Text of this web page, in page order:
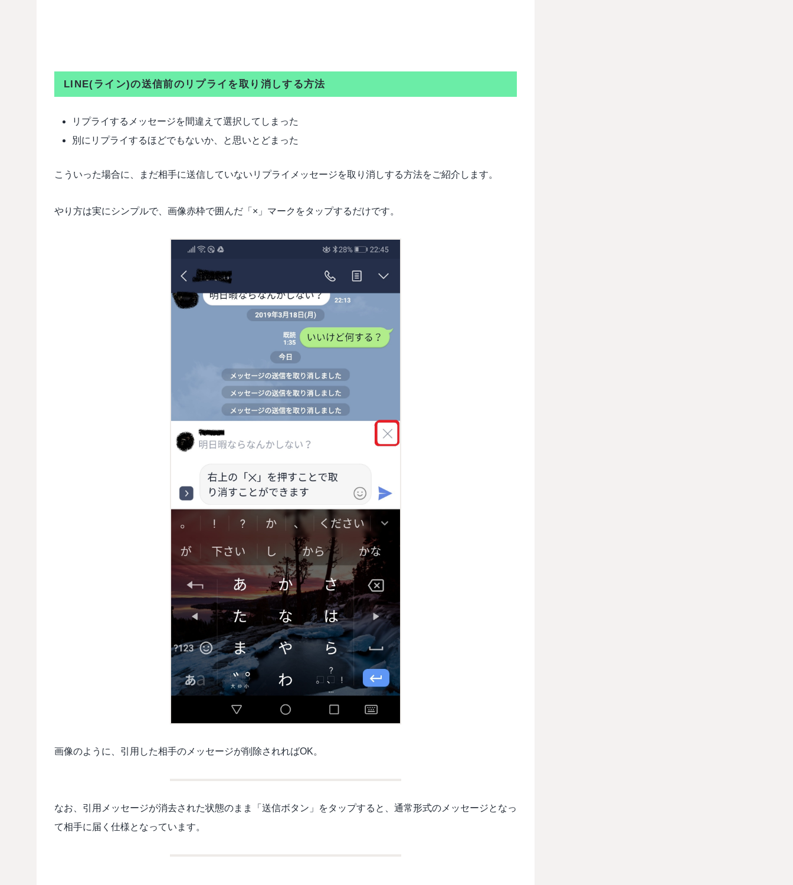
LINE(ライン)の送信前のリプライを取り消しする方法
リプライするメッセージを間違えて選択してしまった
別にリプライするほどでもないか、と思いとどまった
こういった場合に、まだ相手に送信していないリプライメッセージを取り消しする方法をご紹介します。
やり方は実にシンプルで、画像赤枠で囲んだ「×」マークをタップするだけです。
画像のように、引用した相手のメッセージが削除されればOK。
なお、引用メッセージが消去された状態のまま「送信ボタン」をタップすると、通常形式のメッセージとなっ
て相手に届く仕様となっています。